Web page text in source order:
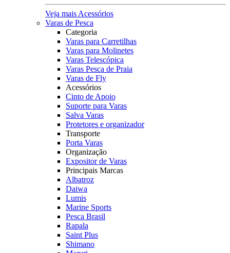
Veja mais Acessórios
Varas de Pesca
Categoria
Varas para Carretilhas
Varas para Molinetes
Varas Telescópica
Varas Pesca de Praia
Varas de Fly
Acessórios
Cinto de Apoio
Suporte para Varas
Salva Varas
Protetores e organizador
Transporte
Porta Varas
Organização
Expositor de Varas
Principais Marcas
Albatroz
Daiwa
Lumis
Marine Sports
Pesca Brasil
Rapala
Saint Plus
Shimano